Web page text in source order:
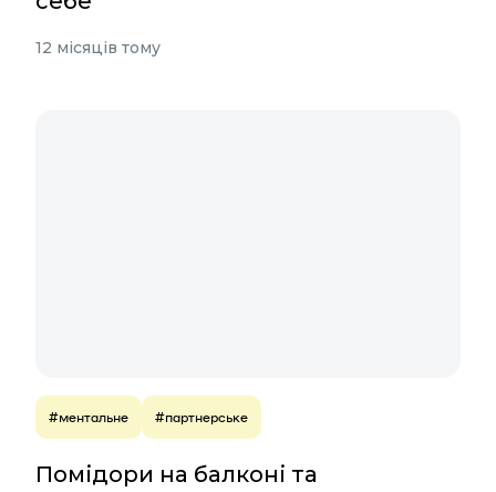
12 місяців тому
#ментальне #партнерське
Помідори на балконі та